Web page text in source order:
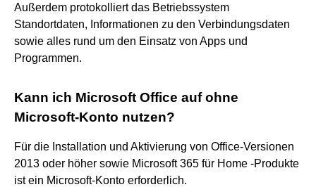
Außerdem protokolliert das Betriebssystem
Standortdaten, Informationen zu den Verbindungsdaten
sowie alles rund um den Einsatz von Apps und
Programmen.
Kann ich Microsoft Office auf ohne
Microsoft-Konto nutzen?
Für die Installation und Aktivierung von Office-Versionen
2013 oder höher sowie Microsoft 365 für Home -Produkte
ist ein Microsoft-Konto erforderlich.